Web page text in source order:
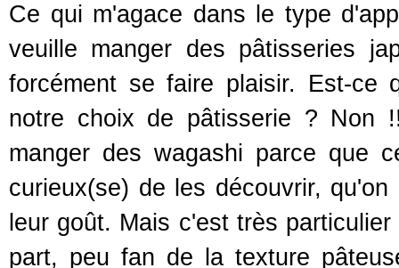
Ce qui m'agace dans le type
veuille manger des pâtisseries
forcément se faire plaisir. Est-ce
notre choix de pâtisserie ? Non
manger des wagashi parce que
curieux(se) de les découvrir,
leur goût. Mais c'est très
part, peu fan de la texture